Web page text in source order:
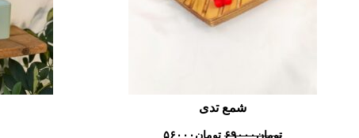
شمع تدی
تومان۶۹۰۰۰ تومان۵۶۰۰۰